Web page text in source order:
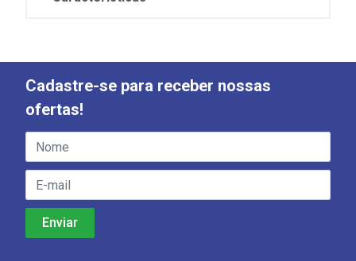
Cadastre-se para receber nossas
ofertas!